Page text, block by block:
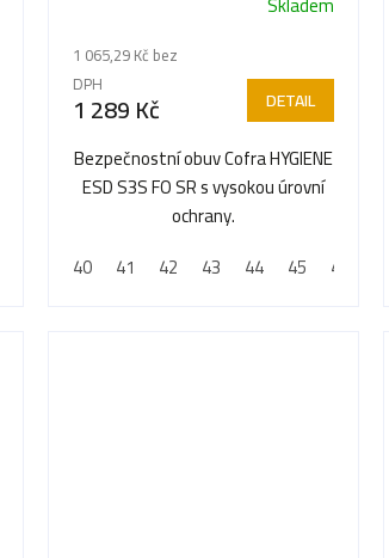
43 44 45 46 47 48
1 065,29 Kč bez
DPH
1 289 Kč DETAIL
Bezpečnostní obuv Cofra HYGIENE
ESD S3S FO SR s vysokou úrovní
ochrany.
40
41 42 43 44 45 46